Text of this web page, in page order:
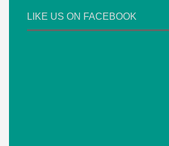
LIKE US ON FACEBOOK